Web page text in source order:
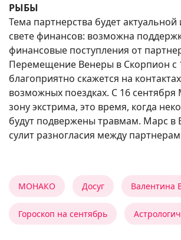
РЫБЫ
Тема партнерства будет
свете финансов: возможна
финансовые поступления от
Перемещение Венеры в Скорпион с
благоприятно скажется на
возможных поездках. С 16 сентября
зону экстрима, это время, когда
будут подвержены травмам. Марс в
сулит разногласия между
МОНАКО Досуг Валентина
Гороскоп на сентябрь